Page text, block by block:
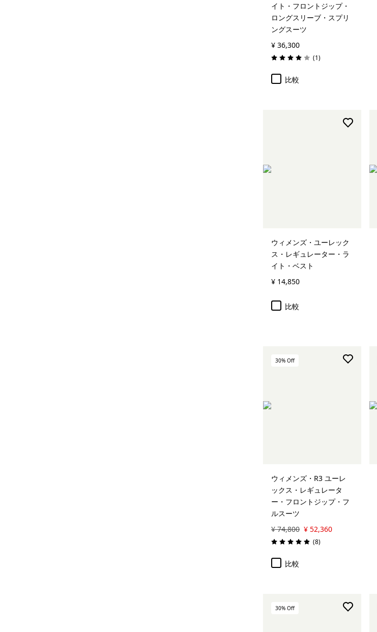
イト・フロントジップ・
ロングスリーブ・スプリ
ングスーツ
¥ 36,300
評価: 4.0 / 5 (1レビュー
)
比較
ウィメンズ・ユーレック
ス・レギュレーター・ラ
イト・ベスト
¥ 14,850
比較
30% Off
ウィメンズ・R3 ユーレ
ックス・レギュレータ
ー・フロントジップ・フ
ルスーツ
¥ 74,800 ¥ 52,360
評価: 4.9 / 5 (8レビュー
)
比較
30% Off